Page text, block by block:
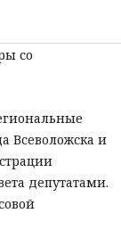
со
Всеволожска и
депутатами.